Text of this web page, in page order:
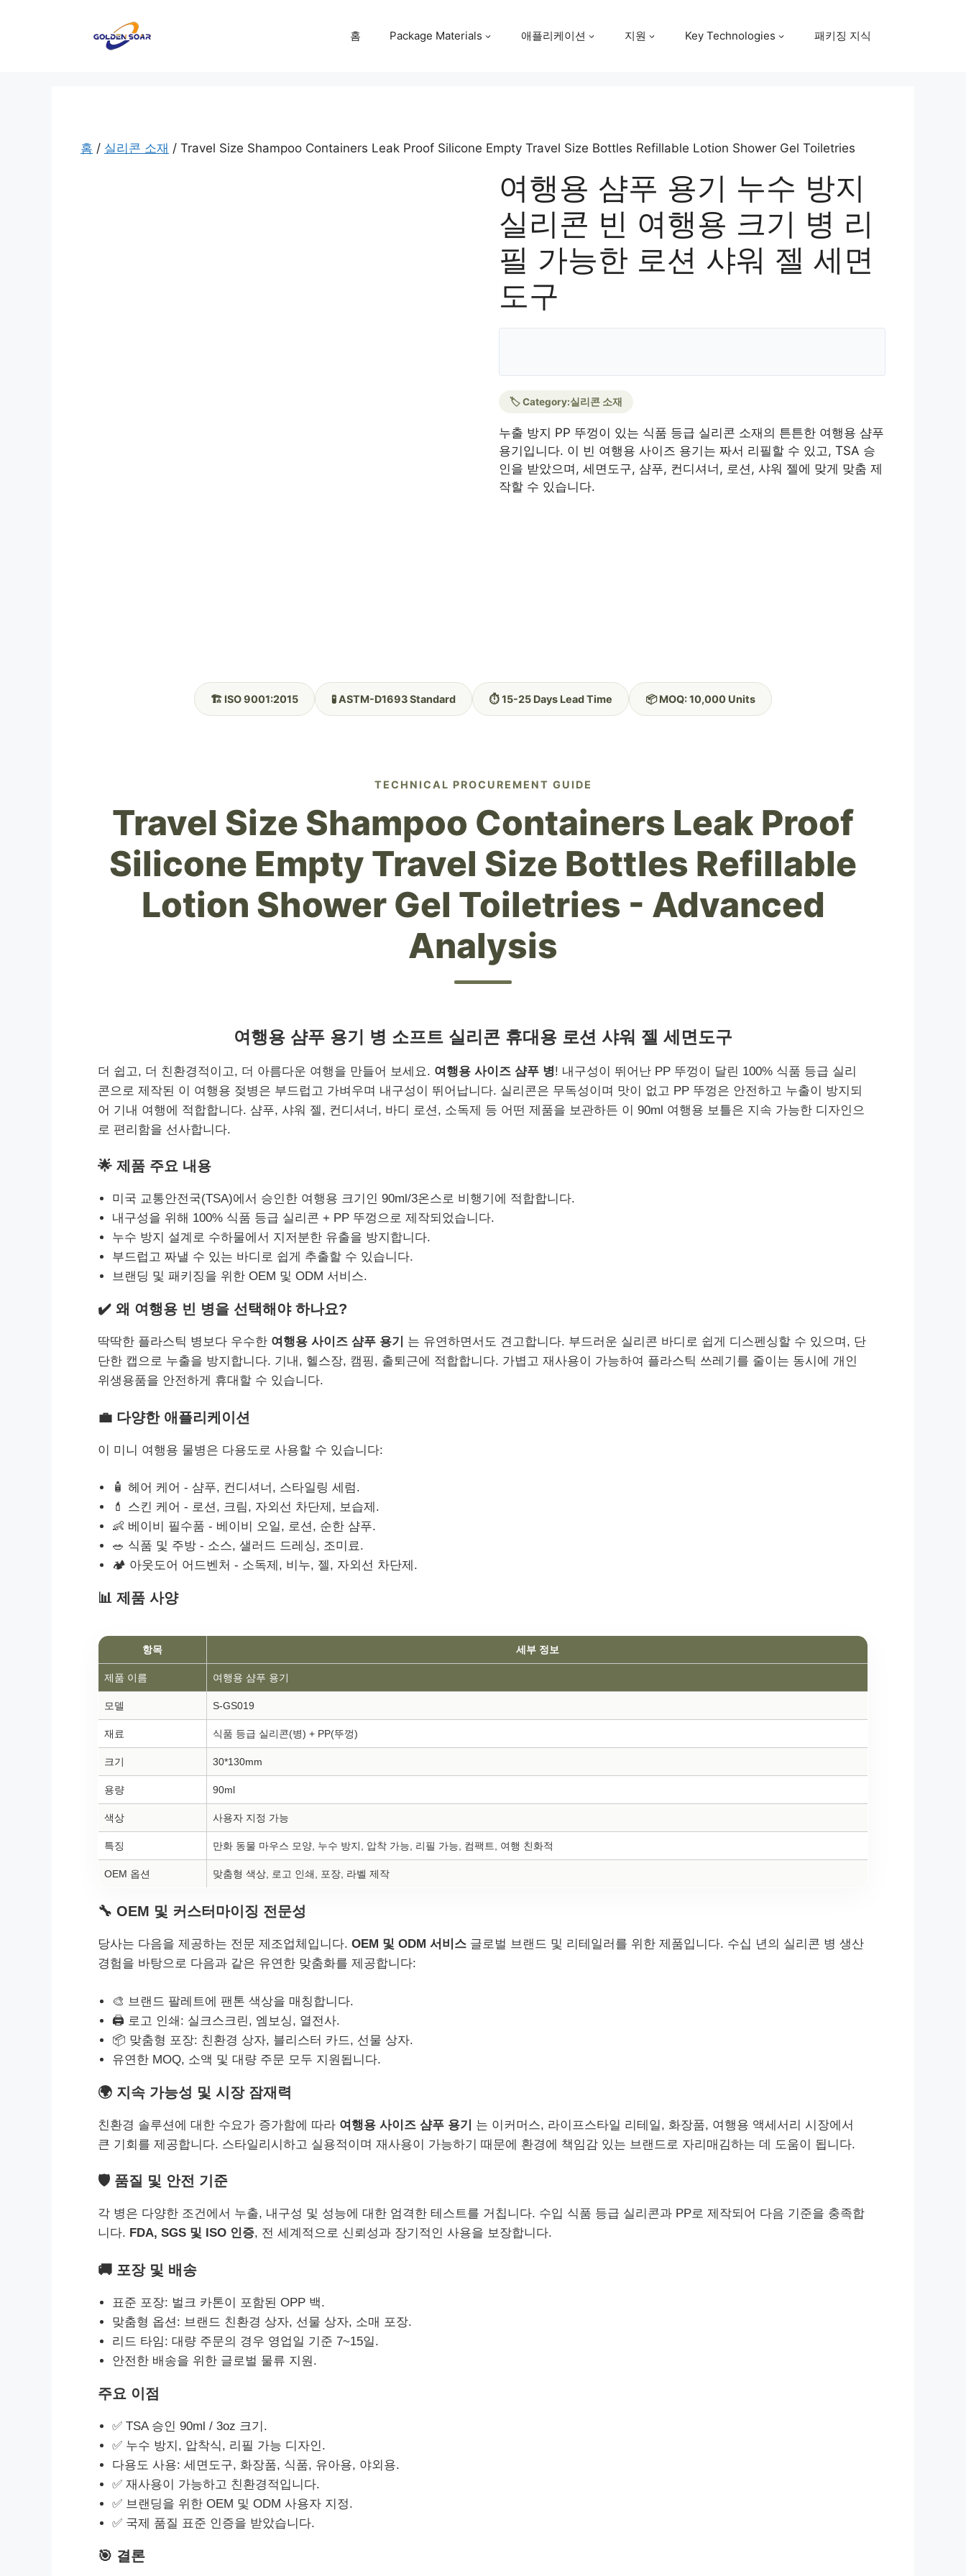
홈 Package Materials 애플리케이션 지원 Key Technologies 패키징 지식
홈 / 실리콘 소재 / Travel Size Shampoo Containers Leak Proof Silicone Empty Travel Size Bottles Refillable Lotion Shower Gel Toiletries
여행용 샴푸 용기 누수 방지
실리콘 빈 여행용 크기 병 리
필 가능한 로션 샤워 젤 세면
도구
🏷️ Category:실리콘 소재
누출 방지 PP 뚜껑이 있는 식품 등급 실리콘 소재의 튼튼한 여행용 샴푸
용기입니다. 이 빈 여행용 사이즈 용기는 짜서 리필할 수 있고, TSA 승
인을 받았으며, 세면도구, 샴푸, 컨디셔너, 로션, 샤워 젤에 맞게 맞춤 제
작할 수 있습니다.
🏗️ ISO 9001:2015 🧪 ASTM-D1693 Standard ⏱️ 15-25 Days Lead Time 📦 MOQ: 10,000 Units
TECHNICAL PROCUREMENT GUIDE
Travel Size Shampoo Containers Leak Proof
Silicone Empty Travel Size Bottles Refillable
Lotion Shower Gel Toiletries - Advanced
Analysis
여행용 샴푸 용기 병 소프트 실리콘 휴대용 로션 샤워 젤 세면도구
더 쉽고, 더 친환경적이고, 더 아름다운 여행을 만들어 보세요. 여행용 사이즈 샴푸 병! 내구성이 뛰어난 PP 뚜껑이 달린 100% 식품 등급 실리
콘으로 제작된 이 여행용 젖병은 부드럽고 가벼우며 내구성이 뛰어납니다. 실리콘은 무독성이며 맛이 없고 PP 뚜껑은 안전하고 누출이 방지되
어 기내 여행에 적합합니다. 샴푸, 샤워 젤, 컨디셔너, 바디 로션, 소독제 등 어떤 제품을 보관하든 이 90ml 여행용 보틀은 지속 가능한 디자인으
로 편리함을 선사합니다.
🌟 제품 주요 내용
미국 교통안전국(TSA)에서 승인한 여행용 크기인 90ml/3온스로 비행기에 적합합니다.
내구성을 위해 100% 식품 등급 실리콘 + PP 뚜껑으로 제작되었습니다.
누수 방지 설계로 수하물에서 지저분한 유출을 방지합니다.
부드럽고 짜낼 수 있는 바디로 쉽게 추출할 수 있습니다.
브랜딩 및 패키징을 위한 OEM 및 ODM 서비스.
✔️ 왜 여행용 빈 병을 선택해야 하나요?
딱딱한 플라스틱 병보다 우수한 여행용 사이즈 샴푸 용기
는 유연하면서도 견고합니다. 부드러운 실리콘 바디로 쉽게 디스펜싱할 수 있으며, 단
단한 캡으로 누출을 방지합니다. 기내, 헬스장, 캠핑, 출퇴근에 적합합니다. 가볍고 재사용이 가능하여 플라스틱 쓰레기를 줄이는 동시에 개인
위생용품을 안전하게 휴대할 수 있습니다.
💼 다양한 애플리케이션
이 미니 여행용 물병은 다용도로 사용할 수 있습니다:
🧴 헤어 케어 - 샴푸, 컨디셔너, 스타일링 세럼.
💄 스킨 케어 - 로션, 크림, 자외선 차단제, 보습제.
👶 베이비 필수품 - 베이비 오일, 로션, 순한 샴푸.
🥗 식품 및 주방 - 소스, 샐러드 드레싱, 조미료.
🏕️ 아웃도어 어드벤처 - 소독제, 비누, 젤, 자외선 차단제.
📊 제품 사양
항목 세부 정보
제품 이름 여행용 샴푸 용기
모델 S-GS019
재료 식품 등급 실리콘(병) + PP(뚜껑)
크기 30*130mm
용량 90ml
색상 사용자 지정 가능
특징 만화 동물 마우스 모양, 누수 방지, 압착 가능, 리필 가능, 컴팩트, 여행 친화적
OEM 옵션 맞춤형 색상, 로고 인쇄, 포장, 라벨 제작
🔧 OEM 및 커스터마이징 전문성
당사는 다음을 제공하는 전문 제조업체입니다. OEM 및 ODM 서비스 글로벌 브랜드 및 리테일러를 위한 제품입니다. 수십 년의 실리콘 병 생산
경험을 바탕으로 다음과 같은 유연한 맞춤화를 제공합니다:
🎨 브랜드 팔레트에 팬톤 색상을 매칭합니다.
🖨️ 로고 인쇄: 실크스크린, 엠보싱, 열전사.
📦 맞춤형 포장: 친환경 상자, 블리스터 카드, 선물 상자.
유연한 MOQ, 소액 및 대량 주문 모두 지원됩니다.
🌍 지속 가능성 및 시장 잠재력
친환경 솔루션에 대한 수요가 증가함에 따라 여행용 사이즈 샴푸 용기
는 이커머스, 라이프스타일 리테일, 화장품, 여행용 액세서리 시장에서
큰 기회를 제공합니다. 스타일리시하고 실용적이며 재사용이 가능하기 때문에 환경에 책임감 있는 브랜드로 자리매김하는 데 도움이 됩니다.
🛡️ 품질 및 안전 기준
각 병은 다양한 조건에서 누출, 내구성 및 성능에 대한 엄격한 테스트를 거칩니다. 수입 식품 등급 실리콘과 PP로 제작되어 다음 기준을 충족합
니다. FDA, SGS 및 ISO 인증, 전 세계적으로 신뢰성과 장기적인 사용을 보장합니다.
🚚 포장 및 배송
표준 포장: 벌크 카톤이 포함된 OPP 백.
맞춤형 옵션: 브랜드 친환경 상자, 선물 상자, 소매 포장.
리드 타임: 대량 주문의 경우 영업일 기준 7~15일.
안전한 배송을 위한 글로벌 물류 지원.
주요 이점
✅ TSA 승인 90ml / 3oz 크기.
✅ 누수 방지, 압착식, 리필 가능 디자인.
다용도 사용: 세면도구, 화장품, 식품, 유아용, 야외용.
✅ 재사용이 가능하고 친환경적입니다.
✅ 브랜딩을 위한 OEM 및 ODM 사용자 지정.
✅ 국제 품질 표준 인증을 받았습니다.
🎯 결론